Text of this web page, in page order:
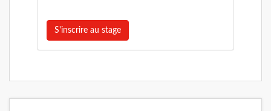
S'inscrire au stage